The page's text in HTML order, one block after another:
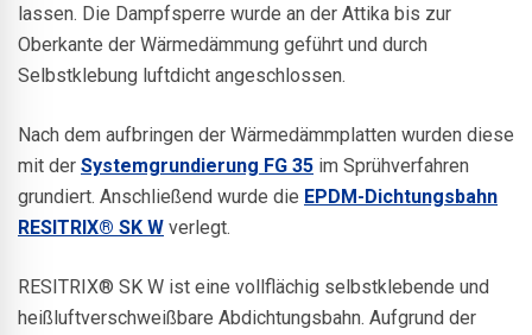
lassen. Die Dampfsperre wurde an der Attika bis zur
Oberkante der Wärmedämmung geführt und durch
Selbstklebung luftdicht angeschlossen.
Nach dem aufbringen der Wärmedämmplatten wurden diese
mit der Systemgrundierung FG 35 im Sprühverfahren
grundiert. Anschließend wurde die EPDM-Dichtungsbahn
RESITRIX® SK W verlegt.
RESITRIX® SK W ist eine vollflächig selbstklebende und
heißluftverschweißbare Abdichtungsbahn. Aufgrund der